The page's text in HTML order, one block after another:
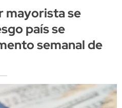
mayorista se
país se
semanal de